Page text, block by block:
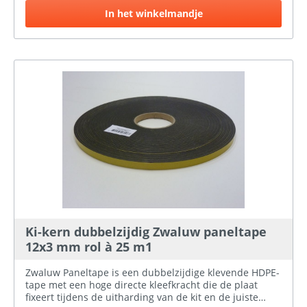
In het winkelmandje
Ki-kern dubbelzijdig Zwaluw paneltape
12x3 mm rol à 25 m1
Zwaluw Paneltape is een dubbelzijdige klevende HDPE-
tape met een hoge directe kleefkracht die de plaat
fixeert tijdens de uitharding van de kit en de juiste